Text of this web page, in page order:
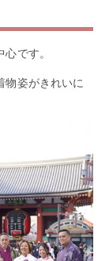
心です。
物姿がきれいに